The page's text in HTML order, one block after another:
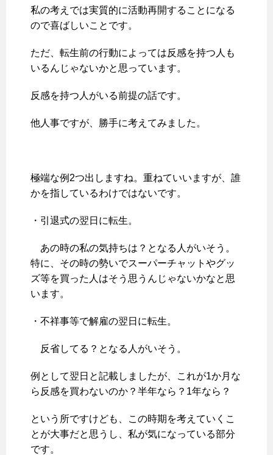
私の考えでは実質的に活動再開することになる
ので喜ばしいことです。
ただ、転生前の行動によっては反感を持つ人も
いるんじゃないかと思っています。
反感を持つ人がいる前提の話です。
他人事ですが、勝手に考えてみました。
極端な例2つ出しますね。重ねていいますが、誰
かを指しているわけではないです。
・引退式の翌日に転生。
あの時の私の気持ちは？となる人がいそう。
特に、その時の勢いでスーパーチャットやグッ
ズ等を買った人はそう思うんじゃないかなと思
います。
・不祥事等で解雇の翌日に転生。
反省してる？となる人がいそう。
例として翌日と記載しましたが、これが1か月な
ら反感を買わないのか？半年なら？1年なら？
という所ですけども、この時期を考えていくこ
とが大事だと思うし、私が気になっている部分
です。